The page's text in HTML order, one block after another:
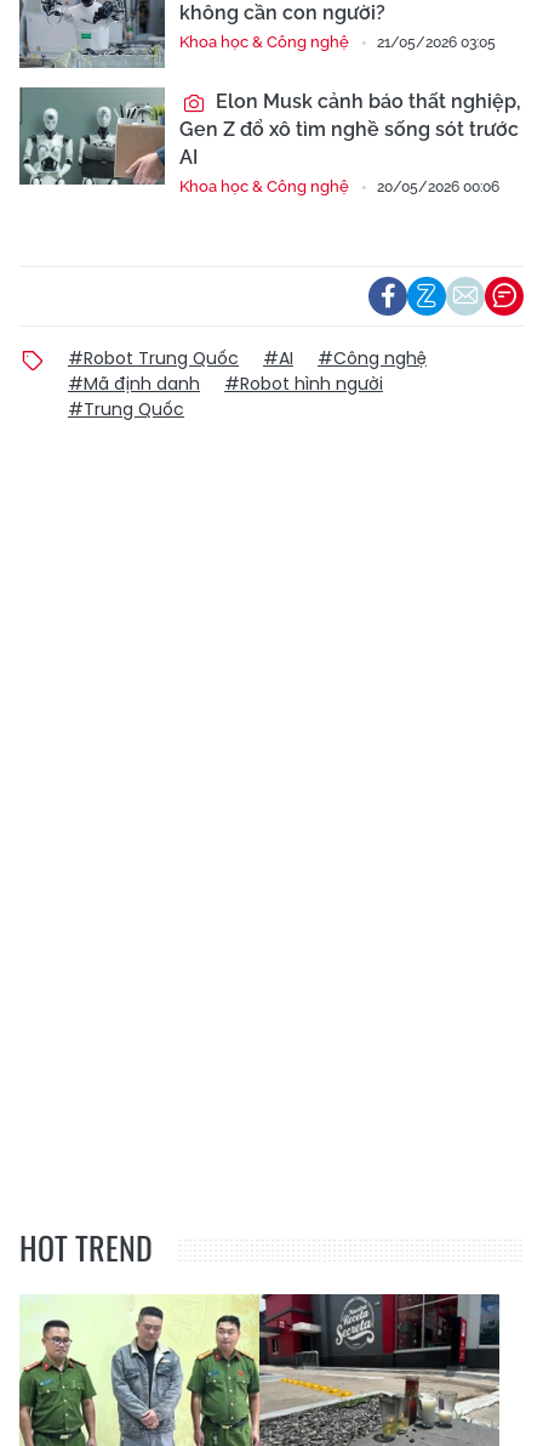
không cần con người?
Khoa học & Công nghệ 21/05/2026 03:05
Elon Musk cảnh báo thất nghiệp,
Gen Z đổ xô tìm nghề sống sót trước
AI
Khoa học & Công nghệ 20/05/2026 00:06
#Robot Trung Quốc #AI
#Công nghệ
#Mã định danh
#Robot hình người
#Trung Quốc
HOT TREND